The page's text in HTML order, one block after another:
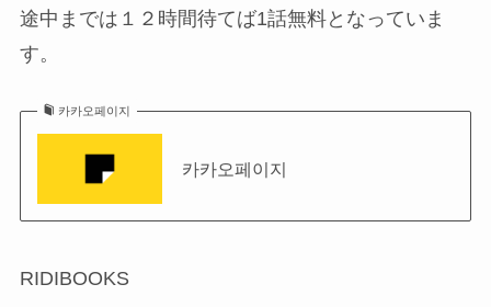
途中までは１２時間待てば1話無料となっていま
す。
카카오페이지
카카오페이지
RIDIBOOKS